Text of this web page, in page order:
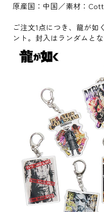
原産国：中国／素材：
ご注文1点につき、龍が
ント。封入はランダムとな